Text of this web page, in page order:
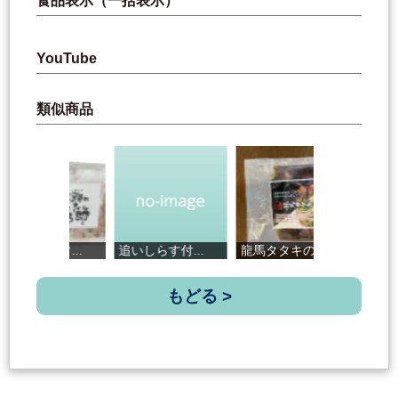
YouTube
類似商品
追いしらす付... 龍馬タタキの... ごろっと鰹の...
もどる >